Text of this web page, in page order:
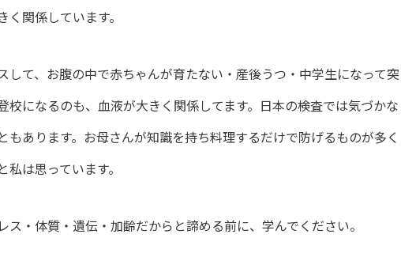
く関係しています。
して、お腹の中で赤ちゃんが育たない・産後うつ・中学生になって突
校になるのも、血液が大きく関係してます。日本の検査では気づかな
もあります。お母さんが知識を持ち料理するだけで防げるものが多く
私は思っています。
ス・体質・遺伝・加齢だからと諦める前に、学んでください。